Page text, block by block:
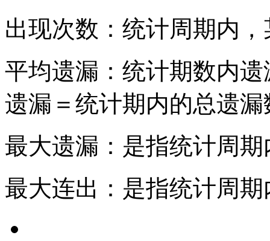
出现次数：统计周期内
平均遗漏：统计期数内
遗漏＝统计期内的总遗
最大遗漏：是指统计周
最大连出：是指统计周